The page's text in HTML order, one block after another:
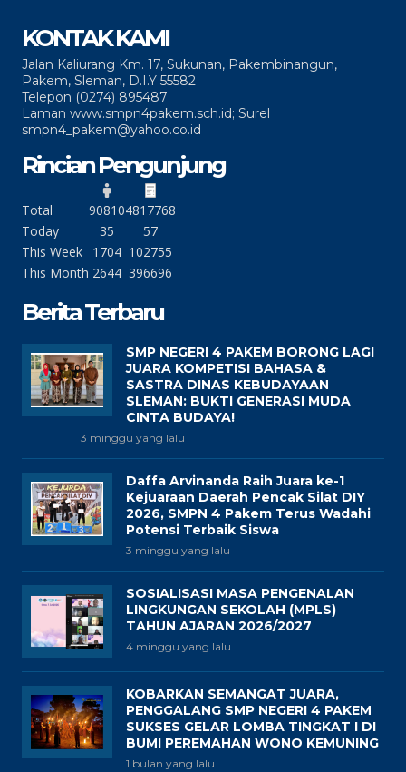
KONTAK KAMI
Jalan Kaliurang Km. 17, Sukunan, Pakembinangun,
Pakem, Sleman, D.I.Y 55582
Telepon (0274) 895487
Laman www.smpn4pakem.sch.id; Surel
smpn4_pakem@yahoo.co.id
Rincian Pengunjung
Total 908104817768
Today
35
57
This Week
1704 102755
This Month 2644 396696
Berita Terbaru
SMP NEGERI 4 PAKEM BORONG LAGI
JUARA KOMPETISI BAHASA &
SASTRA DINAS KEBUDAYAAN
SLEMAN: BUKTI GENERASI MUDA
CINTA BUDAYA!
3 minggu yang lalu
Daffa Arvinanda Raih Juara ke-1
Kejuaraan Daerah Pencak Silat DIY
2026, SMPN 4 Pakem Terus Wadahi
Potensi Terbaik Siswa
3 minggu yang lalu
SOSIALISASI MASA PENGENALAN
LINGKUNGAN SEKOLAH (MPLS)
TAHUN AJARAN 2026/2027
4 minggu yang lalu
KOBARKAN SEMANGAT JUARA,
PENGGALANG SMP NEGERI 4 PAKEM
SUKSES GELAR LOMBA TINGKAT I DI
BUMI PEREMAHAN WONO KEMUNING
1 bulan yang lalu